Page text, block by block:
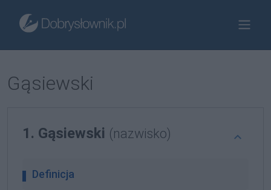
Gąsiewski
1. Gąsiewski (nazwisko)
Definicja